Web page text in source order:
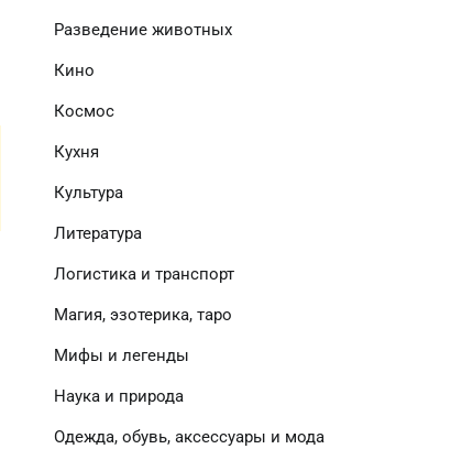
Разведение животных
Кино
Космос
Кухня
Культура
Литература
Логистика и транспорт
Магия, эзотерика, таро
Мифы и легенды
Наука и природа
Одежда, обувь, аксессуары и мода